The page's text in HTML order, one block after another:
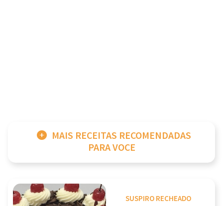
MAIS RECEITAS RECOMENDADAS
PARA VOCE
SUSPIRO RECHEADO